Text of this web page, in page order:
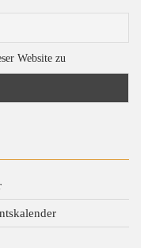
Website zu